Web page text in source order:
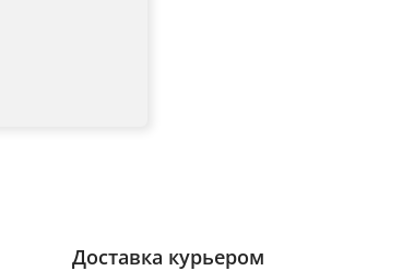
Доставка курьером